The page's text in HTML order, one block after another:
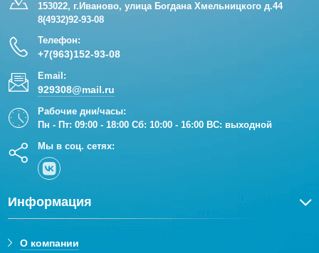
153022, г.Иваново, улица Богдана Хмельницкого д.44
8(4932)92-93-08
Телефон:
+7(963)152-93-08
Email:
929308@mail.ru
Рабочие дни/часы:
Пн - Пт: 09:00 - 18:00 Сб: 10:00 - 16:00 ВС: выходной
Мы в соц. сетях:
Информация
О компании